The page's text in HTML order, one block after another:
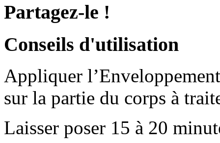
Partagez-le !
Conseils d'utilisation
Appliquer
sur la partie du corps à
Laisser poser 15 à 20